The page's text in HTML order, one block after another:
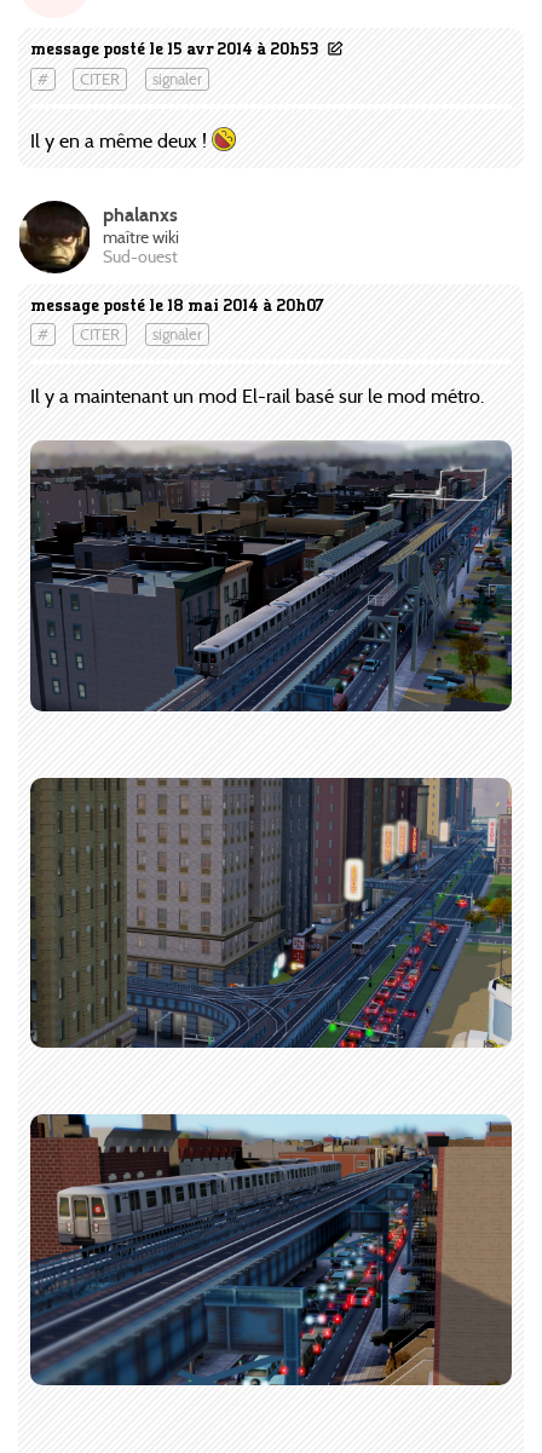
message posté le 15 avr 2014 à 20h53
# CITER signaler
Il y en a même deux !
message posté le 18 mai 2014 à 20h07
# CITER signaler
phalanxs
maître wiki
Sud-ouest
Il y a maintenant un mod El-rail basé sur le mod métro.